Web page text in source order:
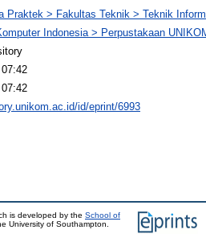
Praktek > Fakultas Teknik > Teknik
Indonesia > Perpustakaan
id/eprint/6993
is developed by the School of
University of Southampton.